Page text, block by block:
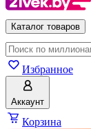
Каталог товаров
Избранное
Аккаунт
Корзина